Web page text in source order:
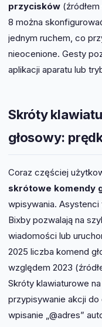
przycisków
8 można
jednym ruchem, co
nieocenione. Gesty
aplikacji aparatu lub
Skróty
głosowy:
Coraz częściej
skrótowe komendy
wpisywania.
Bixby pozwalają na
wiadomości lub
2025 liczba komend
względem 2023
Skróty klawiaturowe
przypisywanie akcji
wpisanie „@adres”